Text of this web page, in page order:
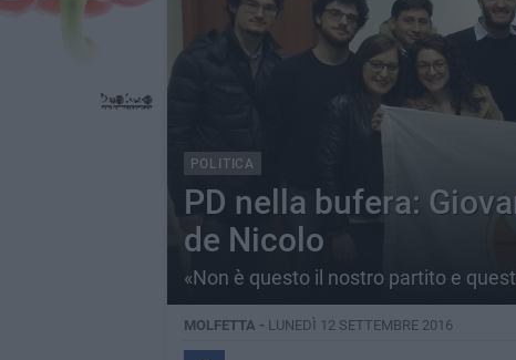
POLITICA
PD nella bufera:
de Nicolo
«Non è questo il nostro partito e
MOLFETTA - LUNEDÌ 12 SETTEMBRE 2016